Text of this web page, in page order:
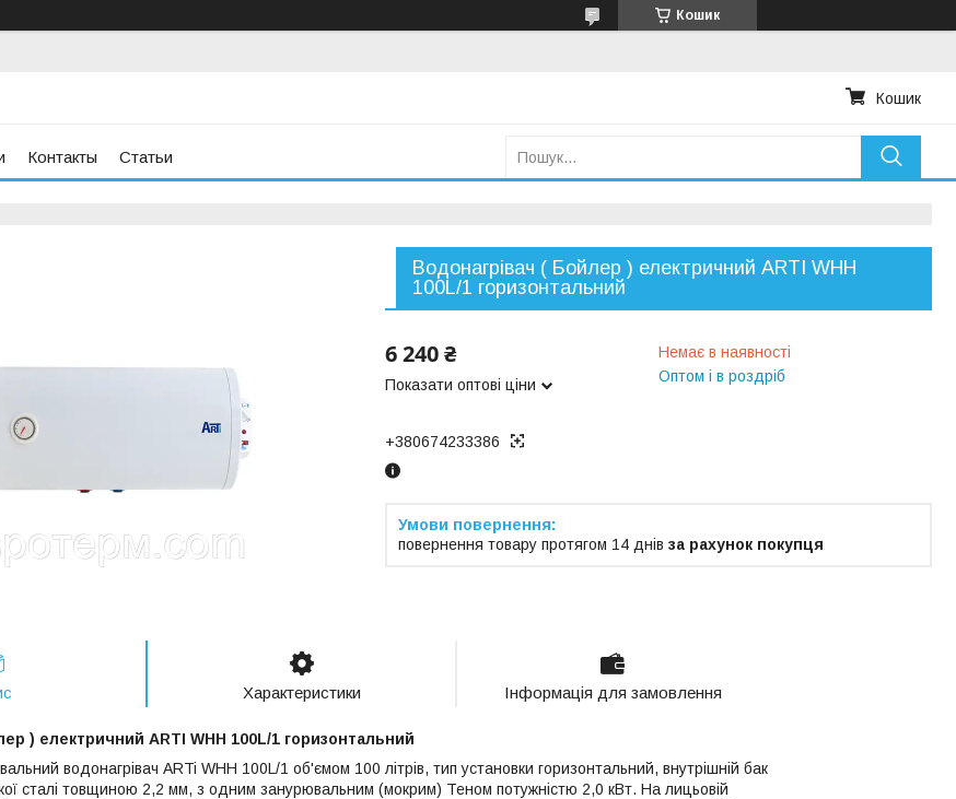
Кошик
Кошик
Контакты Статьи
Водонагрівач ( Бойлер ) електричний ARTI WHH
100L/1 горизонтальний
6 240 ₴
Показати оптові ціни
Немає в наявності
Оптом і в роздріб
+380674233386
повернення товару протягом 14 днів за рахунок покупця
Характеристики Інформація для замовлення
) електричний ARTI WHH 100L/1 горизонтальний
водонагрівач ARTi WHH 100L/1 об'ємом 100 літрів, тип установки горизонтальний, внутрішній бак
сталі товщиною 2,2 мм, з одним занурювальним (мокрим) Теном потужністю 2,0 кВт. На лицьовій